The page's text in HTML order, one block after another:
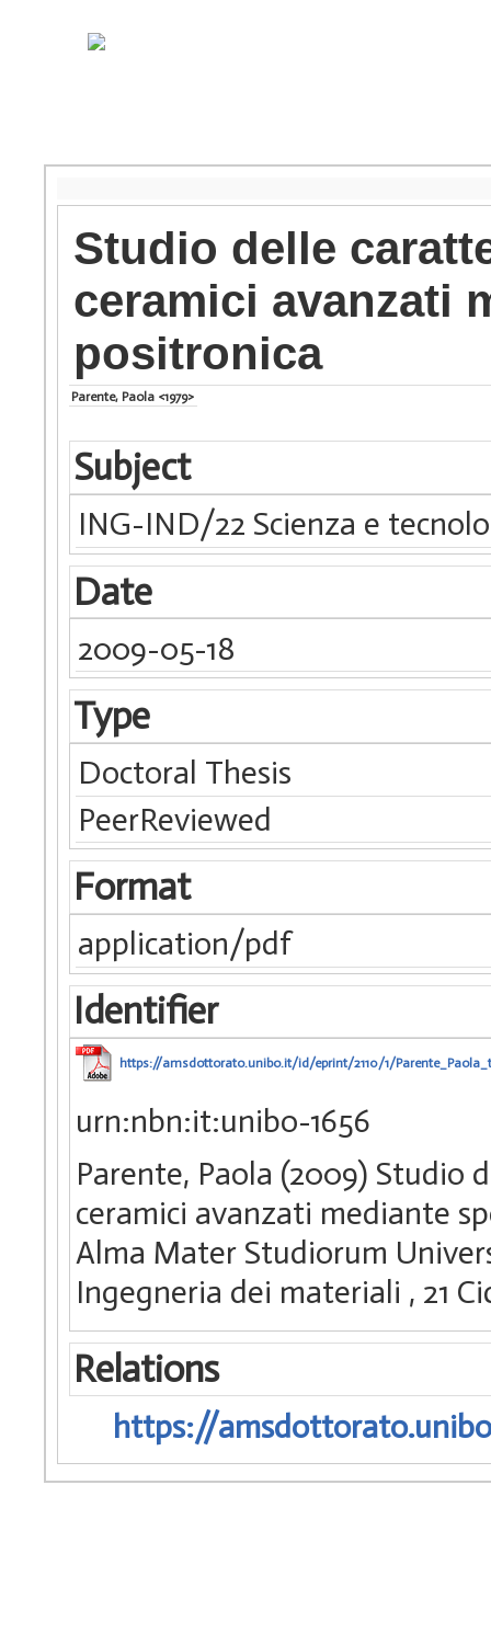
Studio delle
ceramici avanzati
positronica
Parente, Paola <1979>
Subject
ING-IND/22 Scienza e
Date
2009-05-18
Type
Doctoral Thesis
PeerReviewed
Format
application/pdf
Identifier
https://amsdottorato.unibo.it/id/eprint/2110/1/
urn:nbn:it:unibo-1656
Parente, Paola (2009)
ceramici avanzati mediante
Alma Mater Studiorum
Ingegneria dei materiali , 21
Relations
https://